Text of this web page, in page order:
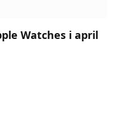
Watches i april